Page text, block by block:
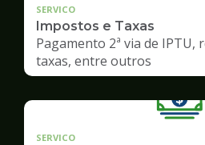
SERVICO
Impostos e Taxas
Pagamento 2ª via de IPTU,
taxas, entre outros
SERVICO